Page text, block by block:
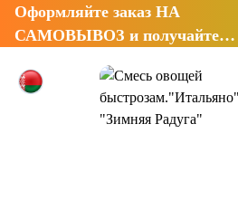
Оформляйте заказ НА
САМОВЫВОЗ и получайте